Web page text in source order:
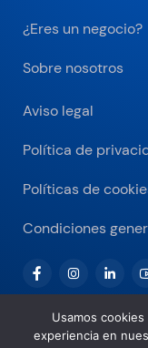
¿Eres un negocio?
Sobre nosotros
Aviso legal
Política de
Políticas de
Condiciones
Usamos
experiencia en